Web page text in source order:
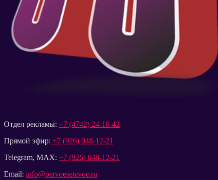
Отдел рекламы: +7 (4742) 24-10-42
Прямой эфир: +7 (926) 048-12-21
Telegram, MAX: +7 (926) 048-12-21
Email: info@pervoesetevoe.ru